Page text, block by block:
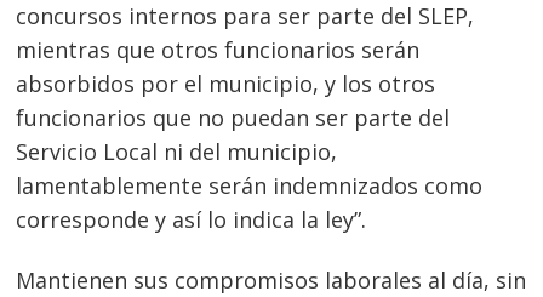
concursos internos para ser parte del SLEP,
mientras que otros funcionarios serán
absorbidos por el municipio, y los otros
funcionarios que no puedan ser parte del
Servicio Local ni del municipio,
lamentablemente serán indemnizados como
corresponde y así lo indica la ley”.
Mantienen sus compromisos laborales al día, sin